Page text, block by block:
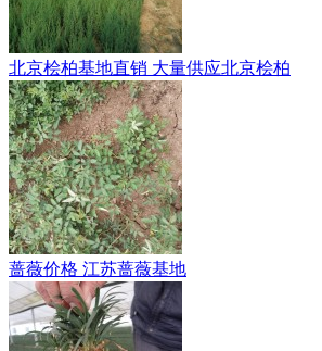
北京桧柏基地直销 大量供应北京桧柏
蔷薇价格 江苏蔷薇基地